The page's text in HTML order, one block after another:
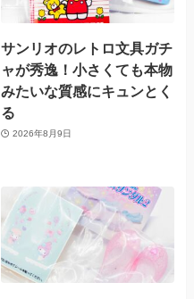
サンリオのレトロ文具ガチ
ャが秀逸！小さくても本物
みたいな質感にキュンとく
る
2026年8月9日